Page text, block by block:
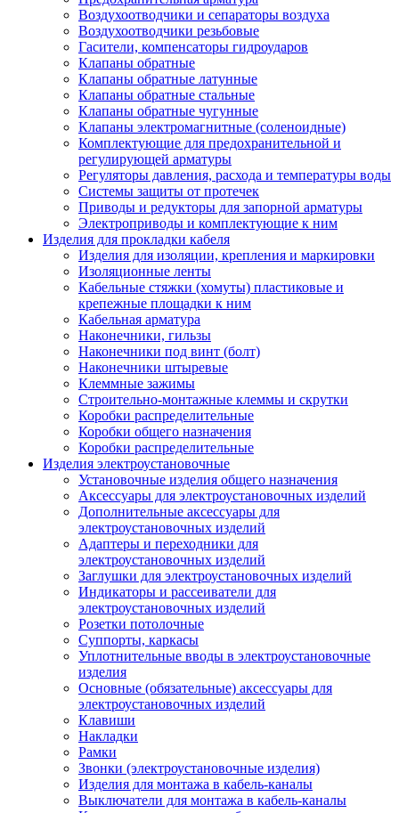
Воздухоотводчики и сепараторы воздуха
Воздухоотводчики резьбовые
Гасители, компенсаторы гидроударов
Клапаны обратные
Клапаны обратные латунные
Клапаны обратные стальные
Клапаны обратные чугунные
Клапаны электромагнитные (соленоидные)
Комплектующие для предохранительной и
регулирующей арматуры
Регуляторы давления, расхода и температуры воды
Системы защиты от протечек
Приводы и редукторы для запорной арматуры
Электроприводы и комплектующие к ним
Изделия для прокладки кабеля
Изделия для изоляции, крепления и маркировки
Изоляционные ленты
Кабельные стяжки (хомуты) пластиковые и
крепежные площадки к ним
Кабельная арматура
Наконечники, гильзы
Наконечники под винт (болт)
Наконечники штыревые
Клеммные зажимы
Строительно-монтажные клеммы и скрутки
Коробки распределительные
Коробки общего назначения
Коробки распределительные
Изделия электроустановочные
Установочные изделия общего назначения
Аксессуары для электроустановочных изделий
Дополнительные аксессуары для
электроустановочных изделий
Адаптеры и переходники для
электроустановочных изделий
Заглушки для электроустановочных изделий
Индикаторы и рассеиватели для
электроустановочных изделий
Розетки потолочные
Суппорты, каркасы
Уплотнительные вводы в электроустановочные
изделия
Основные (обязательные) аксессуары для
электроустановочных изделий
Клавиши
Накладки
Рамки
Звонки (электроустановочные изделия)
Изделия для монтажа в кабель-каналы
Выключатели для монтажа в кабель-каналы